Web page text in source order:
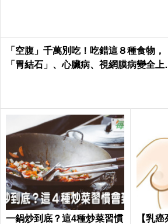
「空腹」千萬別吃！吃錯這８種食物，
「胃結石」、心臟病、視網膜病變全上
一鍋炒到底？這4種炒菜習慣
【乳